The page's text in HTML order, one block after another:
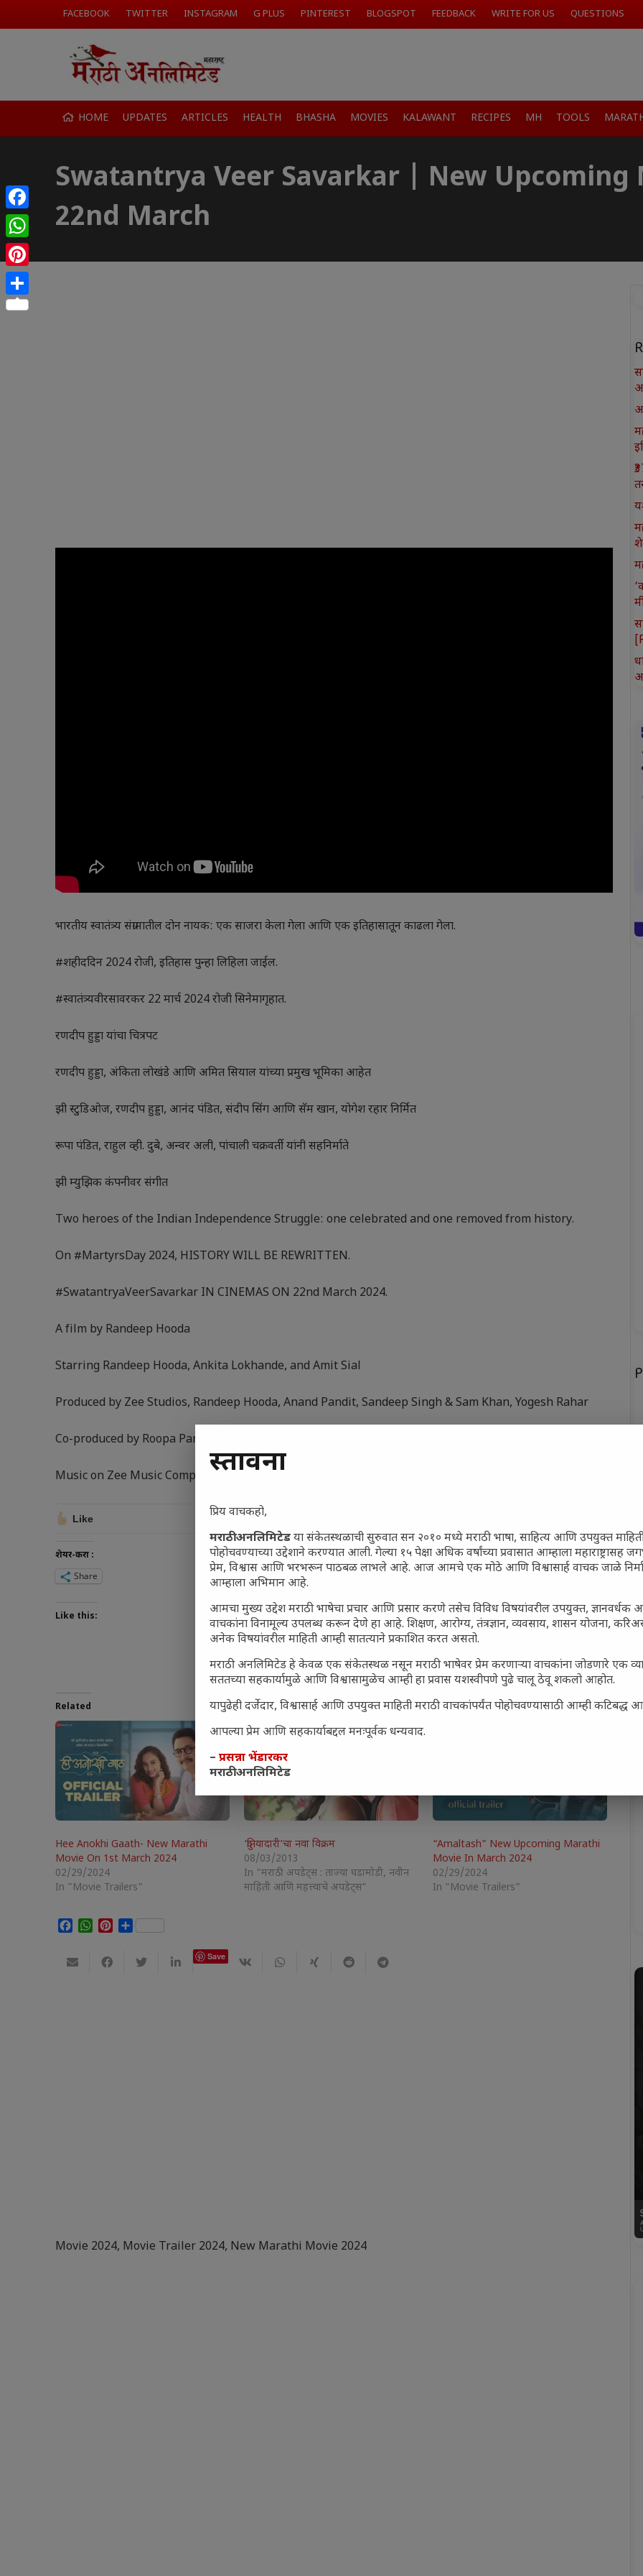
FACEBOOK TWITTER INSTAGRAM G PLUS PINTEREST BLOGSPOT FEEDBACK WRITE FOR US QUESTIONS
HOME UPDATES ARTICLES HEALTH BHASHA MOVIES KALAWANT RECIPES MH TOOLS
Swatantrya Veer Savarkar | New Upcoming
22nd March
भारतीय स्वातंत्र्य संग्रामातील दोन नायक: एक साजरा केला गेला आणि एक इतिहासातून काढला गेला.
#शहीददिन 2024 रोजी, इतिहास पुन्हा लिहिला जाईल.
#स्वातंत्र्यवीरसावरकर 22 मार्च 2024 रोजी सिनेमागृहात.
रणदीप हुड्डा यांचा चित्रपट
रणदीप हुड्डा, अंकिता लोखंडे आणि अमित सियाल यांच्या प्रमुख भूमिका आहेत
झी स्टुडिओज, रणदीप हुड्डा, आनंद पंडित, संदीप सिंग आणि सॅम खान, योगेश रहार निर्मित
रूपा पंडित, राहुल व्ही. दुबे, अन्वर अली, पांचाली चक्रवर्ती यांनी सहनिर्माते
झी म्युझिक कंपनीवर संगीत
Two heroes of the Indian Independence Struggle: one celebrated and one removed from history.
On #MartyrsDay 2024, HISTORY WILL BE REWRITTEN.
#SwatantryaVeerSavarkar IN CINEMAS ON 22nd March 2024.
A film by Randeep Hooda
Starring Randeep Hooda, Ankita Lokhande, and Amit Sial
Produced by Zee Studios, Randeep Hooda, Anand Pandit, Sandeep Singh & Sam Khan, Yogesh Rahar
Co-produced by Roopa Pandit, Rahul V. Dubey, Anwar Ali, Panchali Chakraborty
Music on Zee Music Company
Like
शेयर-करा :
Share
Like this:
Related
Hee Anokhi Gaath- New Marathi
Movie On 1st March 2024
02/29/2024
In "Movie Trailers"
‘दुनियादारी’चा नवा विक्रम
08/03/2013
In "मराठी अपडेट्स : ताज्या घडामोडी, नवीन
माहिती आणि महत्त्वाचे अपडेट्स"
“Amaltash” New Upcoming Marathi
Movie In March 2024
02/29/2024
In "Movie Trailers"
Facebook
WhatsApp
Pinterest
Share
Save
Movie 2024, Movie Trailer 2024, New Marathi Movie 2024
Facebook
WhatsApp
Pinterest
Share
प्रस्तावना
प्रिय वाचकहो,
मराठी अनलिमिटेडया संकेतस्थळाची सुरुवात सन २०१० मध्ये मराठी भाषा, साहित्य आणि उपयुक्त
पोहोचवण्याच्या उद्देशाने करण्यात आली. गेल्या १५ पेक्षा अधिक वर्षांच्या प्रवासात आम्हाला महाराष्ट्रासह
प्रेम, विश्वास आणि भरभरून पाठबळ लाभले आहे. आज आमचे एक मोठे आणि विश्वासार्ह वाचक जाळे
आम्हाला अभिमान आहे.
आमचा मुख्य उद्देश मराठी भाषेचा प्रचार आणि प्रसार करणे तसेच विविध विषयांवरील उपयुक्त, ज्ञानवर्धक
वाचकांना विनामूल्य उपलब्ध करून देणे हा आहे. शिक्षण, आरोग्य, तंत्रज्ञान, व्यवसाय, शासन योजना,
अनेक विषयांवरील माहिती आम्ही सातत्याने प्रकाशित करत असतो.
मराठी अनलिमिटेड हे केवळ एक संकेतस्थळ नसून मराठी भाषेवर प्रेम करणाऱ्या वाचकांना जोडणारे एक
सततच्या सहकार्यामुळे आणि विश्वासामुळेच आम्ही हा प्रवास यशस्वीपणे पुढे चालू ठेवू शकलो आहोत.
यापुढेही दर्जेदार, विश्वासार्ह आणि उपयुक्त माहिती मराठी वाचकांपर्यंत पोहोचवण्यासाठी आम्ही कटिबद्ध
आपल्या प्रेम आणि सहकार्याबद्दल मनःपूर्वक धन्यवाद.
– प्रसन्ना भेंडारकर
मराठी अनलिमिटेड